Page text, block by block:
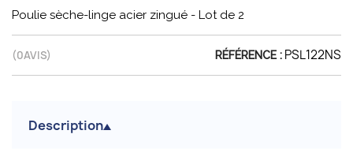
Poulie sèche-linge acier zingué - Lot de 2
(0AVIS) RÉFÉRENCE : PSL122NS
Description